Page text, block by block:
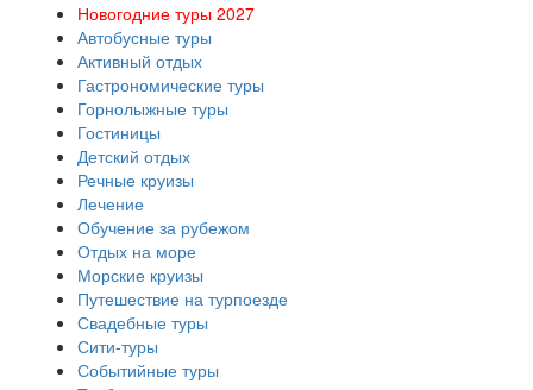
Новогодние туры 2027
Автобусные туры
Активный отдых
Гастрономические туры
Горнолыжные туры
Гостиницы
Детский отдых
Речные круизы
Лечение
Обучение за рубежом
Отдых на море
Морские круизы
Путешествие на турпоезде
Свадебные туры
Сити-туры
Событийные туры